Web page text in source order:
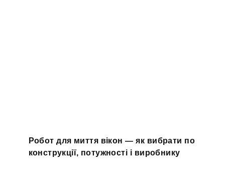
Робот для миття вікон — як вибрати по
конструкції, потужності і виробнику